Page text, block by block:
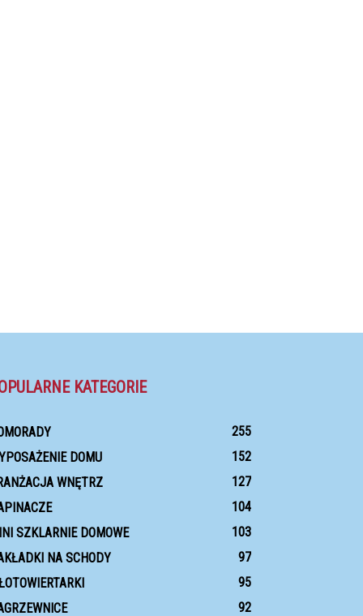
KATEGORIE
255
DOMU
152
WNĘTRZ
127
104
SZKLARNIE DOMOWE
103
NA SCHODY
97
95
92